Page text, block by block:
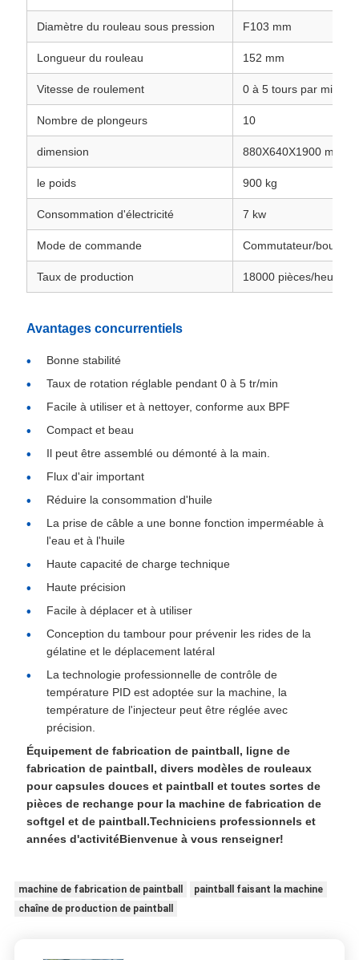
Diamètre du rouleau sous pression F103 mm
Longueur du rouleau 152 mm
Vitesse de roulement 0 à 5 tours par minute
Nombre de plongeurs 10
dimension 880X640X1900 mm
le poids 900 kg
Consommation d'électricité 7 kw
Mode de commande Commutateur/boutons
Taux de production 18000 pièces/heure
Avantages concurrentiels
Bonne stabilité
Taux de rotation réglable pendant 0 à 5 tr/min
Facile à utiliser et à nettoyer, conforme aux BPF
Compact et beau
Il peut être assemblé ou démonté à la main.
Flux d'air important
Réduire la consommation d'huile
La prise de câble a une bonne fonction imperméable à
l'eau et à l'huile
Haute capacité de charge technique
Haute précision
Facile à déplacer et à utiliser
Conception du tambour pour prévenir les rides de la
gélatine et le déplacement latéral
La technologie professionnelle de contrôle de
température PID est adoptée sur la machine, la
température de l'injecteur peut être réglée avec
précision.
Équipement de fabrication de paintball, ligne de
fabrication de paintball, divers modèles de rouleaux
pour capsules douces et paintball et toutes sortes de
pièces de rechange pour la machine de fabrication de
softgel et de paintball.Techniciens professionnels et
années d'activitéBienvenue à vous renseigner!
machine de fabrication de paintball
paintball faisant la machine
chaîne de production de paintball